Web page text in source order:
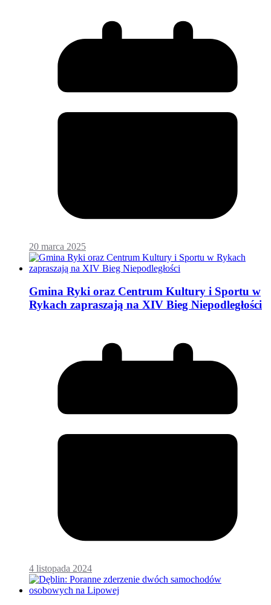
20 marca 2025
Gmina Ryki oraz Centrum Kultury i Sportu w
Rykach zapraszają na XIV Bieg Niepodległości
4 listopada 2024